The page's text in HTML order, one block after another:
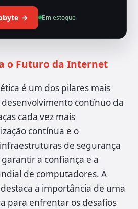
→ Em estoque
o Futuro da Internet
é um dos pilares mais
contínuo da
cada vez mais
contínua e o
de segurança
a confiança e a
de computadores. A
a importância de uma
para enfrentar os desafios